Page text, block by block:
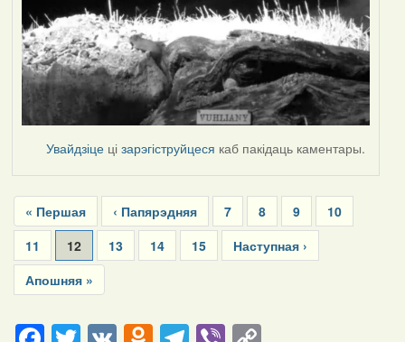
Увайдзіце цізарэгіструйцеся каб пакідаць каментары.
Pagination
First
page
« Першая
Previous
page
‹ Папярэдняя Page
7 Page
8 Page
9 Page
10
Page
11
Current
page
12 Page
13 Page
14 Page
15
Next
page
Наступная ›
Last
page
Апошняя »
Facebook
Twitter
VKOdnoklassniki
Telegram
ViberCopy